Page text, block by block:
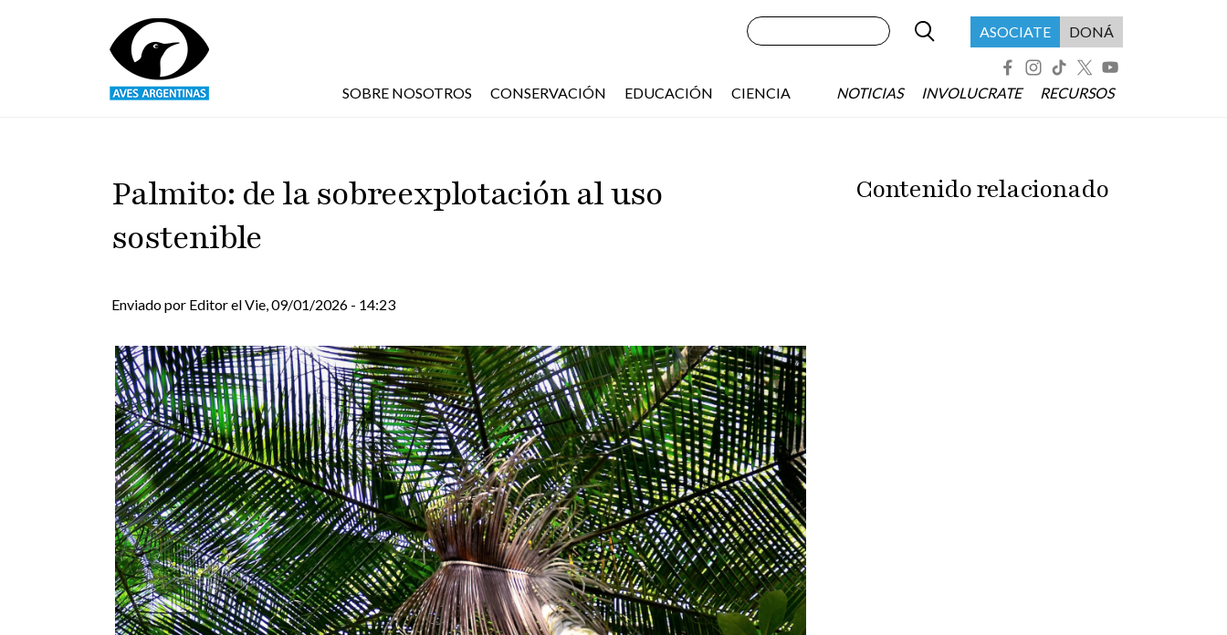
SOBRE NOSOTROS CONSERVACIÓN EDUCACIÓN CIENCIA NOTICIAS INVOLUCRATE RECURSOS
Buscar Menú header asociate
ASOCIATE DONÁ
Palmito: de la sobreexplotación al uso
sostenible
Enviado por EditorelVie, 09/01/2026 - 14:23
Contenido relacionado